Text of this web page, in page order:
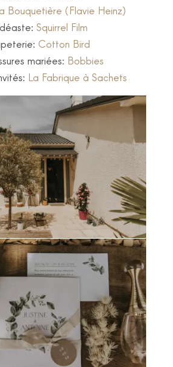
Bouquetière (Flavie Heinz)
Squirrel Film
Cotton Bird
mariées: Bobbies
La Fabrique à Sachets